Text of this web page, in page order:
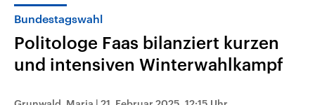
Themen
Bundestagswahl
Politologe Faas bilanziert kurzen
und intensiven Winterwahlkampf